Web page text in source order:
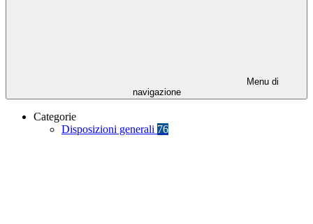
Menu di
navigazione
Categorie
Disposizioni generali 76